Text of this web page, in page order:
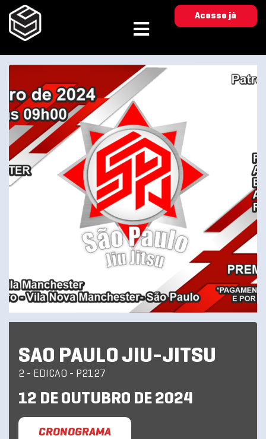
Acesse já
SAO PAULO JIU-JITSU
2 - EDICAO - P2127
12 DE OUTUBRO DE 2024
CRONOGRAMA